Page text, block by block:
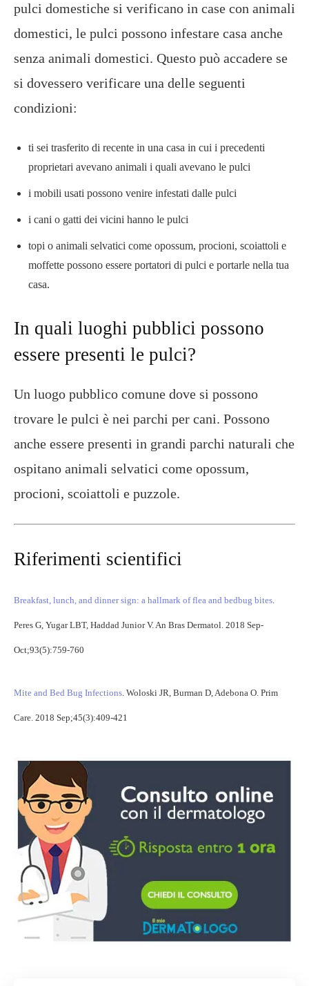
pulci domestiche si verificano in case con animali
domestici, le pulci possono infestare casa anche
senza animali domestici. Questo può accadere se
si dovessero verificare una delle seguenti
condizioni:
ti sei trasferito di recente in una casa in cui i precedenti
proprietari avevano animali i quali avevano le pulci
i mobili usati possono venire infestati dalle pulci
i cani o gatti dei vicini hanno le pulci
topi o animali selvatici come opossum, procioni, scoiattoli e
moffette possono essere portatori di pulci e portarle nella tua
casa.
In quali luoghi pubblici possono
essere presenti le pulci?
Un luogo pubblico comune dove si possono
trovare le pulci è nei parchi per cani. Possono
anche essere presenti in grandi parchi naturali che
ospitano animali selvatici come opossum,
procioni, scoiattoli e puzzole.
Riferimenti scientifici
Breakfast, lunch, and dinner sign: a hallmark of flea and bedbug bites.
Peres G, Yugar LBT, Haddad Junior V. An Bras Dermatol. 2018 Sep-
Oct;93(5):759-760
Mite and Bed Bug Infections. Woloski JR, Burman D, Adebona O. Prim
Care. 2018 Sep;45(3):409-421